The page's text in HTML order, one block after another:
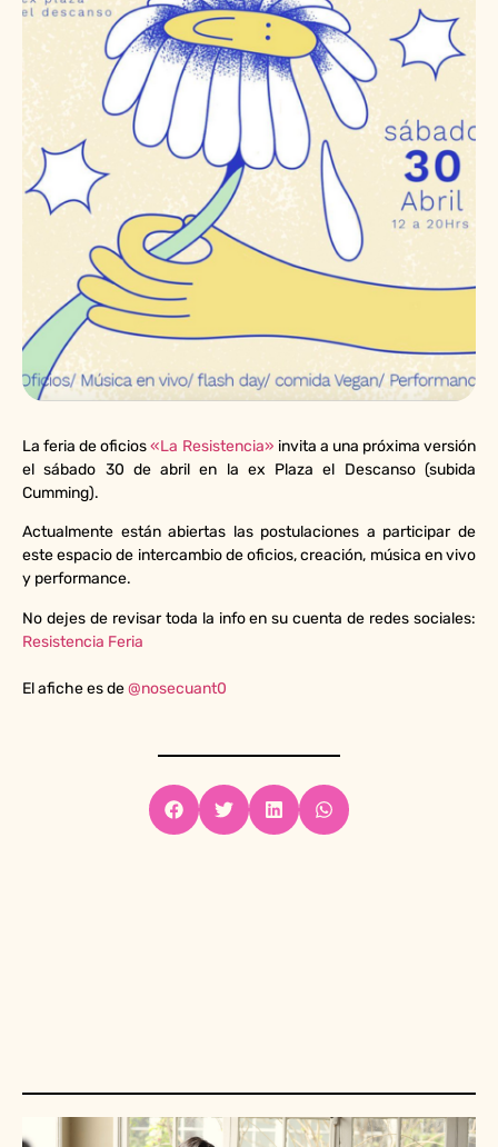
La feria de oficios«La Resistencia» invita a una próxima versión
el sábado 30 de abril en la ex Plaza el Descanso (subida
Cumming).
Actualmente están abiertas las postulaciones a participar de
este espacio de intercambio de oficios, creación, música en vivo
y performance.
No dejes de revisar toda la info en su cuenta de redes sociales:
Resistencia Feria
El afiche es de@nosecuant0